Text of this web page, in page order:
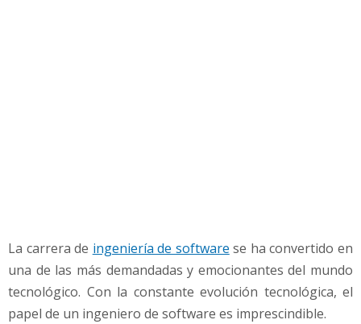
t
w
a
r
La carrera de ingeniería de software se ha convertido en
una de las más demandadas y emocionantes del mundo
tecnológico. Con la constante evolución tecnológica, el
papel de un ingeniero de software es imprescindible.